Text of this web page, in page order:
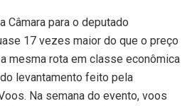
Câmara para o deputado
17 vezes maior do que o preço
mesma rota em classe econômica
levantamento feito pela
Na semana do evento, voos